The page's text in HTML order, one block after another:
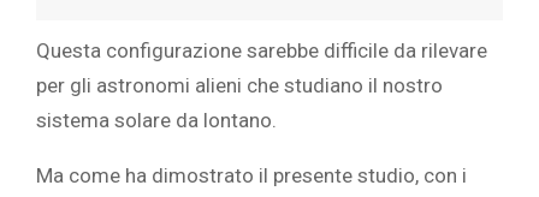
Questa configurazione sarebbe difficile da rilevare
per gli astronomi alieni che studiano il nostro
sistema solare da lontano.
Ma come ha dimostrato il presente studio, con i